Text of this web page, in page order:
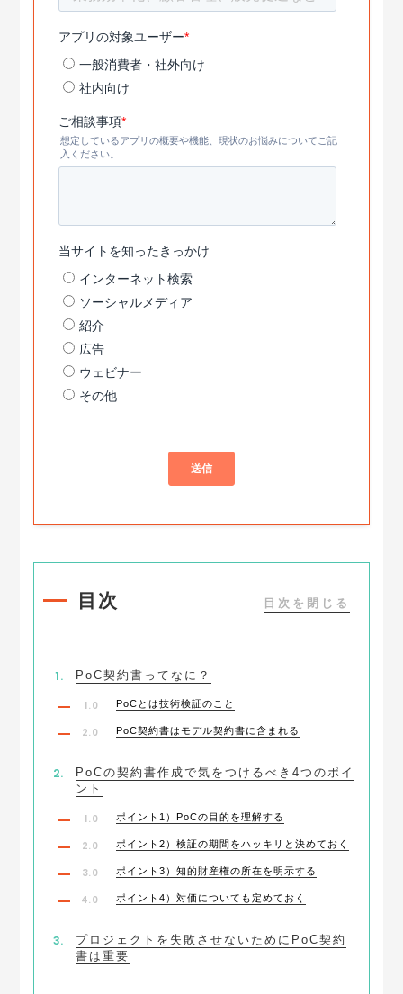
目次
PoC契約書ってなに？
PoCとは技術検証のこと
PoC契約書はモデル契約書に含まれる
PoCの契約書作成で気をつけるべき4つのポイ
ント
ポイント1）PoCの目的を理解する
ポイント2）検証の期間をハッキリと決めておく
ポイント3）知的財産権の所在を明示する
ポイント4）対価についても定めておく
プロジェクトを失敗させないためにPoC契約
書は重要